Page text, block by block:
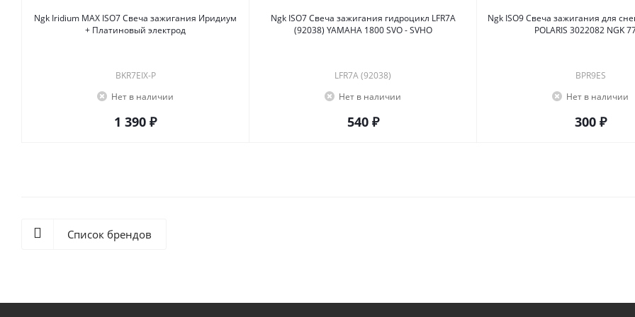
Ngk Iridium MAX ISO7 Свеча зажигания Иридиум
+ Платиновый электрод
BKR7EIX-P
Нет в наличии
1 390 ₽
Ngk ISO7 Свеча зажигания гидроцикл LFR7A
(92038) YAMAHA 1800 SVO - SVHO
LFR7A (92038)
Нет в наличии
540 ₽
Ngk ISO9 Свеча зажигания для снегохода BPR9ES
POLARIS 3022082 NGK
BPR9ES
Нет в наличии
300 ₽
Список брендов